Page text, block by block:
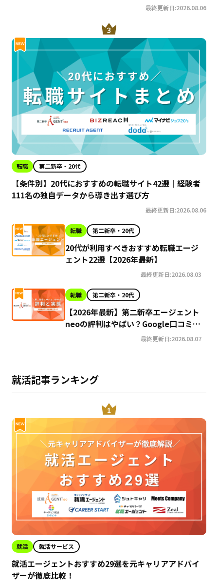
最終更新日:2026.08.06
転職 第二新卒・20代
【条件別】20代におすすめの転職サイト42選｜経験者
111名の独自データから導き出す選び方
最終更新日:2026.08.06
転職 第二新卒・20代
20代が利用すべきおすすめ転職エージ
ェント22選【2026年最新】
最終更新日:2026.08.03
転職 第二新卒・20代
【2026年最新】第二新卒エージェント
neoの評判はやばい？Google口コミ高
評価の真実と利用の注意点を徹底解説
最終更新日:2026.08.07
就活記事ランキング
就活 就活サービス
就活エージェントおすすめ29選を元キャリアアドバイ
ザーが徹底比較！